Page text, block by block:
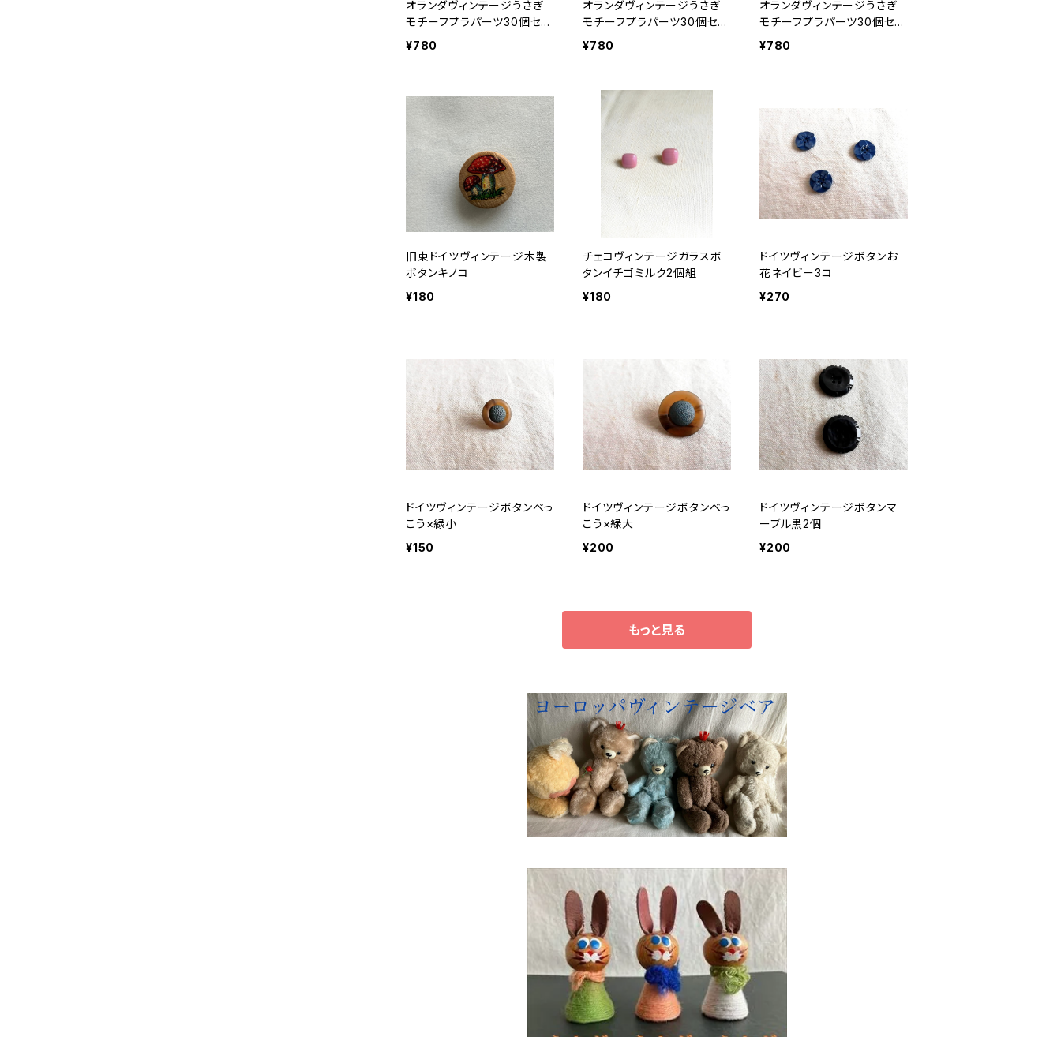
オランダヴィンテージうさぎ
モチーフプラパーツ30個セッ
トZ
¥780
オランダヴィンテージうさぎ
モチーフプラパーツ30個セッ
トNo94
¥780
オランダヴィンテージうさぎ
モチーフプラパーツ30個セッ
トb6
¥780
旧東ドイツヴィンテージ木製
ボタンキノコ
¥180
チェコヴィンテージガラスボ
タンイチゴミルク2個組
¥180
ドイツヴィンテージボタンお
花ネイビー3コ
¥270
ドイツヴィンテージボタンべっ
こう×緑小
¥150
ドイツヴィンテージボタンべっ
こう×緑大
¥200
ドイツヴィンテージボタンマ
ーブル黒2個
¥200
もっと見る